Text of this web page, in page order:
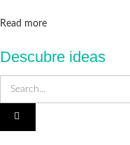
Read moreDetails
Descubre ideas